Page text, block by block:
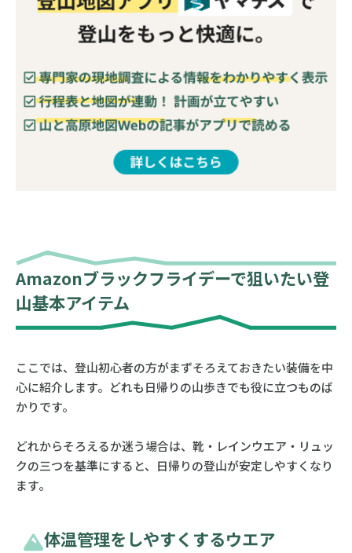
Amazonブラックフライデーで狙いたい登
山基本アイテム
ここでは、登山初心者の方がまずそろえておきたい装備を中
心に紹介します。どれも日帰りの山歩きでも役に立つものば
かりです。
どれからそろえるか迷う場合は、靴・レインウエア・リュッ
クの三つを基準にすると、日帰りの登山が安定しやすくなり
ます。
体温管理をしやすくするウエア